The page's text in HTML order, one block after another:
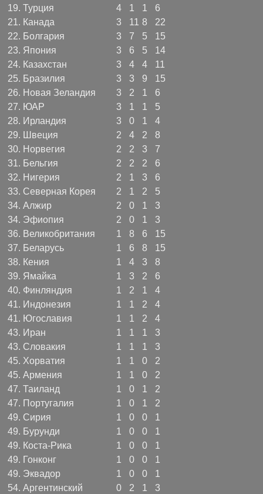
19. Турция 4 1 1
6
21. Канада 3 11 8
22
22. Болгария 3 7 5
15
23. Япония 3 6 5
14
24. Казахстан 3 4 4
11
25. Бразилия 3 3 9
15
26. Новая Зеландия 3 2 1
6
27. ЮАР 3 1 1
5
28. Ирландия 3 0 1
4
29. Швеция 2 4 2
8
30. Норвегия 2 2 3
7
31. Бельгия 2 2 2
6
32. Нигерия 2 1 3
6
33. Северная Корея 2 1 2
5
34. Алжир 2 0 1
3
34. Эфиопия 2 0 1
3
36. Великобритания 1 8 6
15
37. Беларусь 1 6 8
15
38. Кения 1 4 3
8
39. Ямайка 1 3 2
6
40. Финляндия 1 2 1
4
41. Индонезия 1 1 2
4
41. Югославия 1 1 2
4
43. Иран 1 1 1
3
43. Словакия 1 1 1
3
45. Хорватия 1 1 0
2
45. Армения 1 1 0
2
47. Таиланд 1 0 1
2
47. Португалия 1 0 1
2
49. Сирия 1 0 0
1
49. Бурунди 1 0 0
1
49. Коста-Рика 1 0 0
1
49. Гонконг 1 0 0
1
49. Эквадор 1 0 0
1
54. Аргентинский 0 2 1
3